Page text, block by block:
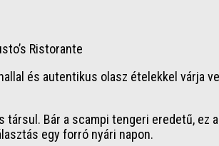
Ristorante
és autentikus olasz ételekkel várja
Bár a scampi tengeri eredetű,
egy forró nyári napon.